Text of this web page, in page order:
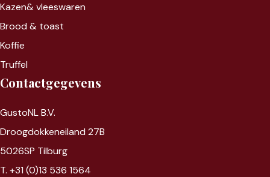
Kazen&vleeswaren
Brood & toast
Koffie
Truffel
Contactgegevens
GustoNL B.V.
Droogdokkeneiland 27B
5026SP Tilburg
T. +31 (0)13 536 1564